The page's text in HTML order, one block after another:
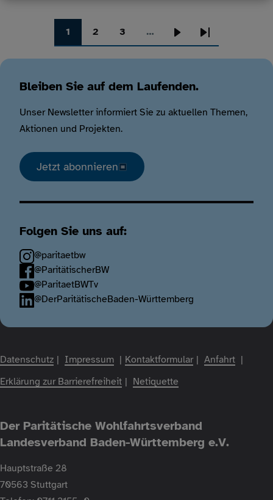
Seitennummerierung
1 2 3 …
Nächste
Seite
Letzte
Seite
Bleiben Sie auf dem Laufenden.
Unser Newsletter informiert Sie zu aktuellen Themen,
Aktionen und Projekten.
Jetzt abonnieren
Folgen Sie uns auf:
@paritaetbw
@ParitätischerBW
@ParitaetBWTv
@DerParitätischeBaden-Württemberg
Fußzeile
Datenschutz Impressum Kontaktformular
Anfahrt
Erklärung zur Barrierefreiheit
Netiquette
Der Paritätische Wohlfahrtsverband
Landesverband Baden-Württemberg e.V.
Hauptstraße 28
70563 Stuttgart